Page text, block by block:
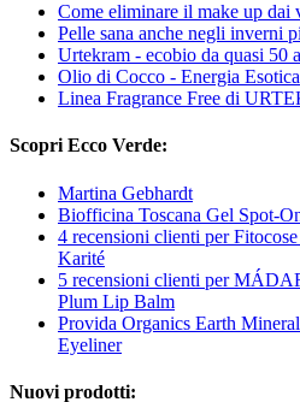
Come eliminare il make up dai
Pelle sana anche negli inverni
Urtekram - ecobio da quasi 50
Olio di Cocco - Energia Esotica
Linea Fragrance Free di
Scopri Ecco Verde:
Martina Gebhardt
Biofficina Toscana Gel Spot-
4 recensioni clienti per
Karité
5 recensioni clienti per
Plum Lip Balm
Provida Organics Earth
Eyeliner
Nuovi prodotti: